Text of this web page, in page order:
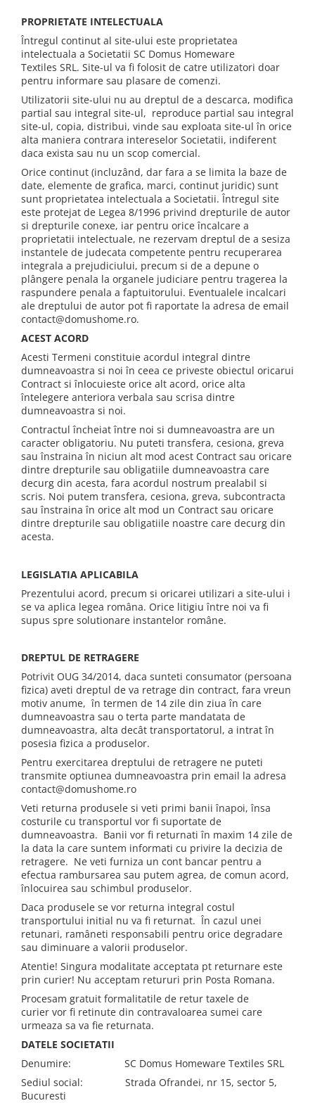
PROPRIETATE INTELECTUALA
Întregul continut al site-ului este proprietatea
intelectuala a Societatii SC Domus Homeware
Textiles SRL. Site-ul va fi folosit de catre utilizatori doar
pentru informare sau plasare de comenzi.
Utilizatorii site-ului nu au dreptul de a descarca, modifica
partial sau integral site-ul, reproduce partial sau integral
site-ul, copia, distribui, vinde sau exploata site-ul în orice
alta maniera contrara intereselor Societatii, indiferent
daca exista sau nu un scop comercial.
Orice continut (incluzând, dar fara a se limita la baze de
date, elemente de grafica, marci, continut juridic) sunt
sunt proprietatea intelectuala a Societatii. Întregul site
este protejat de Legea 8/1996 privind drepturile de autor
si drepturile conexe, iar pentru orice încalcare a
proprietatii intelectuale, ne rezervam dreptul de a sesiza
instantele de judecata competente pentru recuperarea
integrala a prejudiciului, precum si de a depune o
plângere penala la organele judiciare pentru tragerea la
raspundere penala a faptuitorului. Eventualele incalcari
ale dreptului de autor pot fi raportate la adresa de email
contact@domushome.ro.
ACEST ACORD
Acesti Termeni constituie acordul integral dintre
dumneavoastra si noi în ceea ce priveste obiectul oricarui
Contract si înlocuieste orice alt acord, orice alta
întelegere anteriora verbala sau scrisa dintre
dumneavoastra si noi.
Contractul încheiat între noi si dumneavoastra are un
caracter obligatoriu. Nu puteti transfera, cesiona, greva
sau înstraina în niciun alt mod acest Contract sau oricare
dintre drepturile sau obligatiile dumneavoastra care
decurg din acesta, fara acordul nostrum prealabil si
scris. Noi putem transfera, cesiona, greva, subcontracta
sau înstraina în orice alt mod un Contract sau oricare
dintre drepturile sau obligatiile noastre care decurg din
acesta.
LEGISLATIA APLICABILA
Prezentului acord, precum si oricarei utilizari a site-ului i
se va aplica legea româna. Orice litigiu între noi va fi
supus spre solutionare instantelor române.
DREPTUL DE RETRAGERE
Potrivit OUG 34/2014, daca sunteti consumator (persoana
fizica) aveti dreptul de va retrage din contract, fara vreun
motiv anume, în termen de 14 zile din ziua în care
dumneavoastra sau o terta parte mandatata de
dumneavoastra, alta decât transportatorul, a intrat în
posesia fizica a produselor.
Pentru exercitarea dreptului de retragere ne puteti
transmite optiunea dumneavoastra prin email la adresa
contact@domushome.ro
Veti returna produsele si veti primi banii înapoi, însa
costurile cu transportul vor fi suportate de
dumneavoastra. Banii vor fi returnati în maxim 14 zile de
la data la care suntem informati cu privire la decizia de
retragere. Ne veti furniza un cont bancar pentru a
efectua rambursarea sau putem agrea, de comun acord,
înlocuirea sau schimbul produselor.
Daca produsele se vor returna integral costul
transportului initial nu va fi returnat. În cazul unei
retunari, ramâneti responsabili pentru orice degradare
sau diminuare a valorii produselor.
Atentie! Singura modalitate acceptata pt returnare este
prin curier! Nu acceptam retururi prin Posta Romana.
Procesam gratuit formalitatile de retur taxele de
curier vor fi retinute din contravaloarea sumei care
urmeaza sa va fie returnata.
DATELE SOCIETATII
Denumire: SC Domus Homeware Textiles SRL
Sediul social: Strada Ofrandei, nr 15, sector 5,
Bucuresti